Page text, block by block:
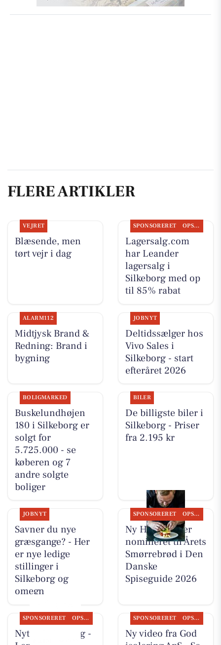
FLERE ARTIKLER
VEJRET
Blæsende, men
tørt vejr i dag
SPONSORERET OPSLAGSTAVLEN
Lagersalg.com
har Leander
lagersalg i
Silkeborg med op
til 85% rabat
ALARM112
Midtjysk Brand &
Redning: Brand i
bygning
JOBNYT
Deltidssælger hos
Vivo Sales i
Silkeborg - start
efteråret 2026
BOLIGMARKED
Buskelundhøjen
180 i Silkeborg er
solgt for
5.725.000 - se
køberen og 7
andre solgte
boliger
BILER
De billigste biler i
Silkeborg - Priser
fra 2.195 kr
JOBNYT
Savner du nye
græsgange? - Her
er nye ledige
stillinger i
Silkeborg og
omegn
SPONSORERET OPSLAGSTAVLEN
Ny Hattenæs er
nomineret til Årets
Smørrebrød i Den
Danske
Spiseguide 2026
SPONSORERET OPSLAGSTAVLEN
Nyt fra CD Bolig -
SPONSORERET OPSLAGSTAVLEN
Ny video fra God